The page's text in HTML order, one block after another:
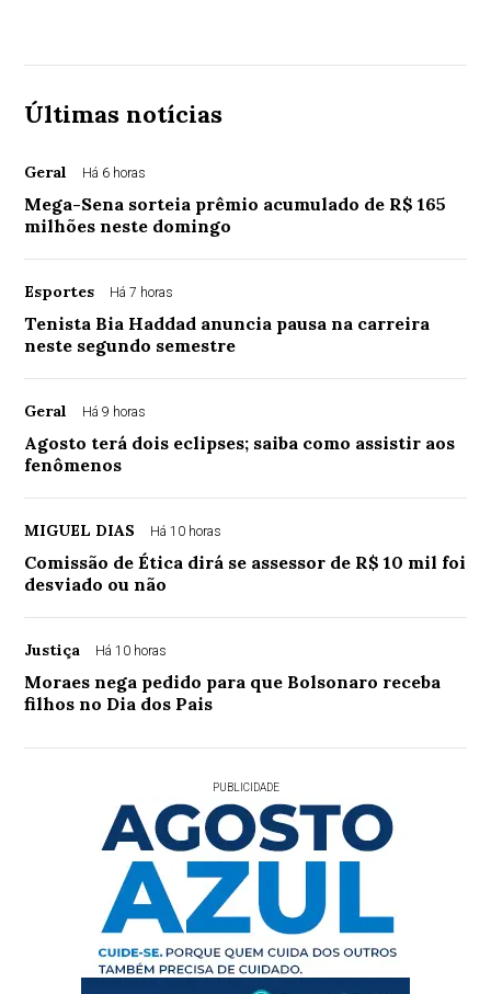
Últimas notícias
Geral Há 6 horas
Mega-Sena sorteia prêmio acumulado de R$ 165
milhões neste domingo
Esportes Há 7 horas
Tenista Bia Haddad anuncia pausa na carreira
neste segundo semestre
Geral Há 9 horas
Agosto terá dois eclipses; saiba como assistir aos
fenômenos
MIGUEL DIAS Há 10 horas
Comissão de Ética dirá se assessor de R$ 10 mil foi
desviado ou não
Justiça Há 10 horas
Moraes nega pedido para que Bolsonaro receba
filhos no Dia dos Pais
PUBLICIDADE